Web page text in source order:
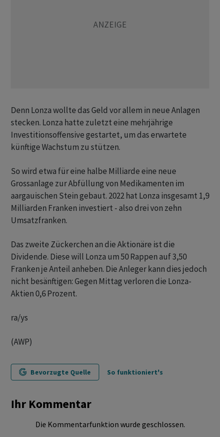
Denn Lonza wollte das Geld vor allem in neue Anlagen
stecken. Lonza hatte zuletzt eine mehrjährige
Investitionsoffensive gestartet, um das erwartete
künftige Wachstum zu stützen.
So wird etwa für eine halbe Milliarde eine neue
Grossanlage zur Abfüllung von Medikamenten im
aargauischen Stein gebaut. 2022 hat Lonza insgesamt 1,9
Milliarden Franken investiert - also drei von zehn
Umsatzfranken.
Das zweite Zückerchen an die Aktionäre ist die
Dividende. Diese will Lonza um 50 Rappen auf 3,50
Franken je Anteil anheben. Die Anleger kann dies jedoch
nicht besänftigen: Gegen Mittag verloren die Lonza-
Aktien 0,6 Prozent.
ra/ys
(AWP)
Bevorzugte Quelle So funktioniert's
Ihr Kommentar
Die Kommentarfunktion wurde geschlossen.